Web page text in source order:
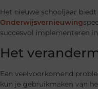
Het nieuwe schooljaar
Onderwijsvernieuwing
succesvol implementeren
Het
Een veelvoorkomend
kun je gebruikmaken van